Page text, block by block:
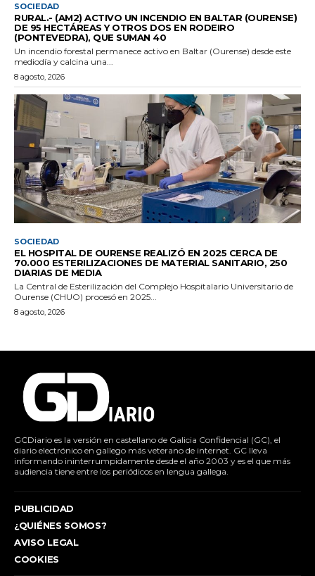
SOCIEDAD
RURAL.- (AM2) ACTIVO UN INCENDIO EN BALTAR (OURENSE)
DE 95 HECTÁREAS Y OTROS DOS EN RODEIRO
(PONTEVEDRA), QUE SUMAN 40
Un incendio forestal permanece activo en Baltar (Ourense) desde este
mediodía y calcina una...
8 agosto, 2026
SOCIEDAD
EL HOSPITAL DE OURENSE REALIZÓ EN 2025 CERCA DE
70.000 ESTERILIZACIONES DE MATERIAL SANITARIO, 250
DIARIAS DE MEDIA
La Central de Esterilización del Complejo Hospitalario Universitario de
Ourense (CHUO) procesó en 2025...
8 agosto, 2026
GCDiario es la versión en castellano de Galicia Confidencial (GC), el
diario electrónico en gallego más veterano de internet. GC lleva
informando ininterrumpidamente desde el año 2003 y es el que más
audiencia tiene entre los periódicos en lengua gallega.
PUBLICIDAD
¿QUIÉNES SOMOS?
AVISO LEGAL
COOKIES